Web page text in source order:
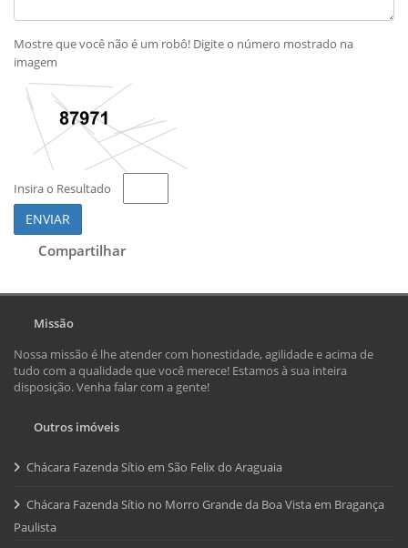
Mostre que você não é um robô! Digite o número mostrado na
imagem
Insira o Resultado
ENVIAR
Compartilhar
Missão
Nossa missão é lhe atender com honestidade, agilidade e acima de
tudo com a qualidade que você merece! Estamos à sua inteira
disposição. Venha falar com a gente!
Outros imóveis
Chácara Fazenda Sítio em São Felix do Araguaia
Chácara Fazenda Sítio no Morro Grande da Boa Vista em Bragança
Paulista